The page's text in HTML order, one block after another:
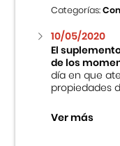
Categorías:
10/05/2020
El
de los
día en que
propiedades
Ver más